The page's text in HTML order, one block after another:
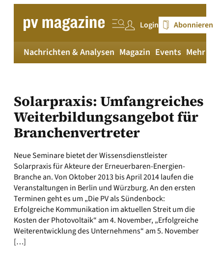
springen
Login Abonnieren
Nachrichten & Analysen Magazin Events Mehr
Solarpraxis: Umfangreiches
Weiterbildungsangebot für
Branchenvertreter
Neue Seminare bietet der Wissensdienstleister
Solarpraxis für Akteure der Erneuerbaren-Energien-
Branche an. Von Oktober 2013 bis April 2014 laufen die
Veranstaltungen in Berlin und Würzburg. An den ersten
Terminen geht es um „Die PV als Sündenbock:
Erfolgreiche Kommunikation im aktuellen Streit um die
Kosten der Photovoltaik“ am 4. November, „Erfolgreiche
Weiterentwicklung des Unternehmens“ am 5. November
[…]